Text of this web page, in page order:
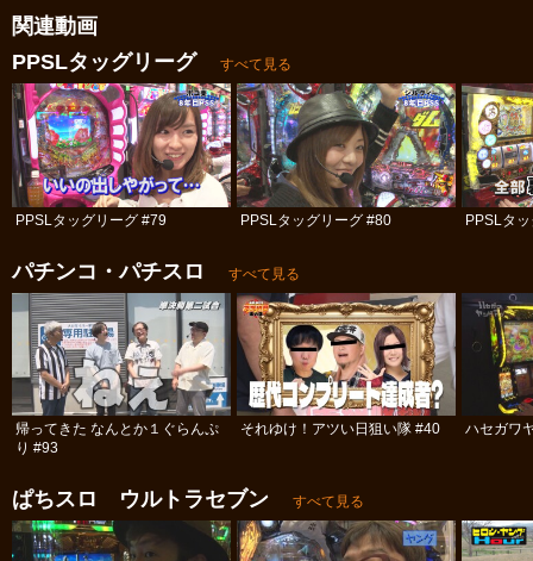
関連動画
PPSLタッグリーグ
すべて見る
PPSLタッグリーグ #79 PPSLタッグリーグ #80 PPSLタ
パチンコ・パチスロ すべて見る
帰ってきた なんとか１ぐらんぷ
り #93
それゆけ！アツい日狙い隊 #40 ハセガワ
ぱちスロ ウルトラセブン すべて見る